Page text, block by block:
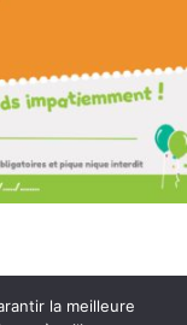
la meilleure